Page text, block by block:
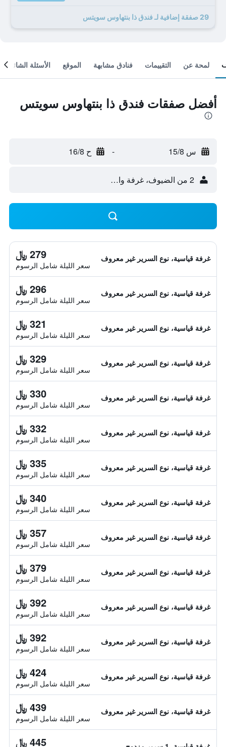
29 صفقة إضافية لـ فندق ذا بنتهاوس سويتس
لمحة عن التقييمات فنادق مشابهة الموقع الأسئلة الشائعة
أفضل صفقات فندق ذا بنتهاوس سويتس
س 15/8 - ح 16/8
2 من الضيوف، غرفة واحدة
غرفة قياسية، نوع السرير غير معروف 279 ﷼
سعر الليلة شامل الرسوم
غرفة قياسية، نوع السرير غير معروف 296 ﷼
سعر الليلة شامل الرسوم
غرفة قياسية، نوع السرير غير معروف 321 ﷼
سعر الليلة شامل الرسوم
غرفة قياسية، نوع السرير غير معروف 329 ﷼
سعر الليلة شامل الرسوم
غرفة قياسية، نوع السرير غير معروف 330 ﷼
سعر الليلة شامل الرسوم
غرفة قياسية، نوع السرير غير معروف 332 ﷼
سعر الليلة شامل الرسوم
غرفة قياسية، نوع السرير غير معروف 335 ﷼
سعر الليلة شامل الرسوم
غرفة قياسية، نوع السرير غير معروف 340 ﷼
سعر الليلة شامل الرسوم
غرفة قياسية، نوع السرير غير معروف 357 ﷼
سعر الليلة شامل الرسوم
غرفة قياسية، نوع السرير غير معروف 379 ﷼
سعر الليلة شامل الرسوم
غرفة قياسية، نوع السرير غير معروف 392 ﷼
سعر الليلة شامل الرسوم
غرفة قياسية، نوع السرير غير معروف 392 ﷼
سعر الليلة شامل الرسوم
غرفة قياسية، نوع السرير غير معروف 424 ﷼
سعر الليلة شامل الرسوم
غرفة قياسية، نوع السرير غير معروف 439 ﷼
سعر الليلة شامل الرسوم
445 ﷼